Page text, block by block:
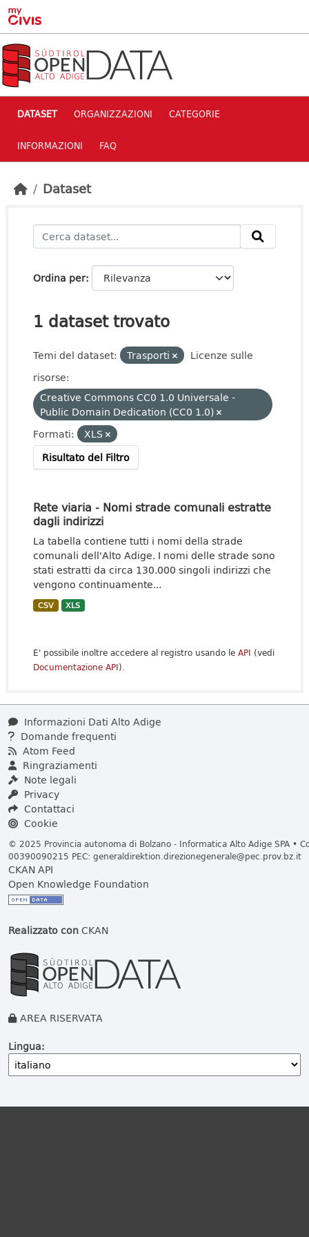
Skip to main content
DATASET ORGANIZZAZIONI CATEGORIE
INFORMAZIONI FAQ
Dataset
Ordina per
1 dataset trovato
Temi del dataset: Trasporti
Licenze sulle
risorse:
Creative Commons CC0 1.0 Universale -
Public Domain Dedication (CC0 1.0)
Formati:
XLS
Risultato del Filtro
Rete viaria - Nomi strade comunali estratte
dagli indirizzi
La tabella contiene tutti i nomi della strade
comunali dell'Alto Adige. I nomi delle strade sono
stati estratti da circa 130.000 singoli indirizzi che
vengono continuamente...
CSV XLS
E' possibile inoltre accedere al registro usando le API (vedi
Documentazione API).
Informazioni Dati Alto Adige
Domande frequenti
Atom Feed
Ringraziamenti
Note legali
Privacy
Contattaci
Cookie
© 2025 Provincia autonoma di Bolzano - Informatica Alto Adige SPA •
00390090215 PEC: generaldirektion.direzionegenerale@pec.prov.bz.it
CKAN API
Open Knowledge Foundation
Realizzato conCKAN
AREA RISERVATA
Lingua